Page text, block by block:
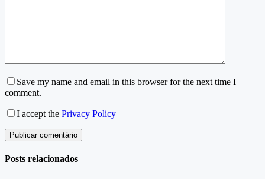
Save my name and email in this browser for the next time I
comment.
I accept the Privacy Policy
Publicar comentário
Posts relacionados